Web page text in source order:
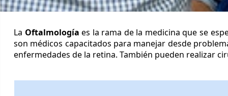
La Oftalmología es la rama de la medicina que se
son médicos capacitados para manejar desde
enfermedades de la retina. También pueden realizar